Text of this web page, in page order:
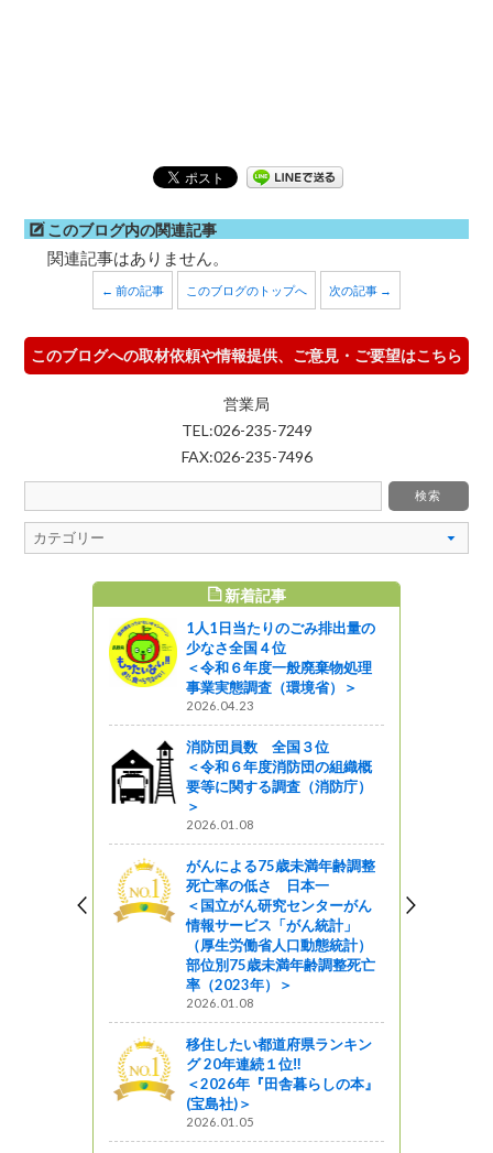
このブログ内の関連記事
関連記事はありません。
← 前の記事 このブログのトップへ 次の記事 →
このブログへの取材依頼や情報提供、ご意見・ご要望はこちら
営業局
TEL:026-235-7249
FAX:026-235-7496
新着記事
1人1日当たりのごみ排出量の
少なさ全国４位
＜令和６年度一般廃棄物処理
事業実態調査（環境省）＞
2026.04.23
消防団員数 全国３位
＜令和６年度消防団の組織概
要等に関する調査（消防庁）
＞
2026.01.08
がんによる75歳未満年齢調整
死亡率の低さ 日本一
＜国立がん研究センターがん
情報サービス「がん統計」
（厚生労働省人口動態統計）
部位別75歳未満年齢調整死亡
率（2023年）＞
2026.01.08
移住したい都道府県ランキン
グ 20年連続１位‼
＜2026年『田舎暮らしの本』
(宝島社)＞
2026.01.05